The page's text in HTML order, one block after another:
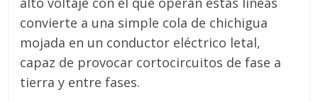
convierte a una simple cola de chichigua
mojada en un conductor eléctrico letal,
capaz de provocar cortocircuitos de fase a
tierra y entre fases.